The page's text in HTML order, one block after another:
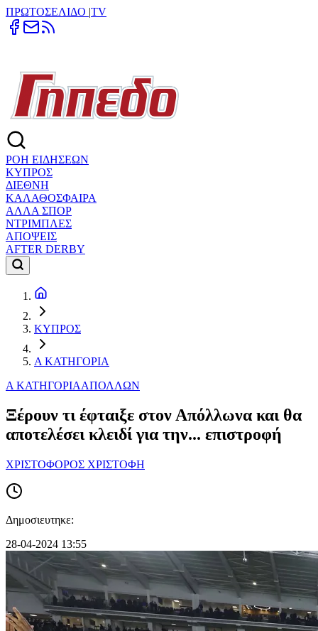
ΠΡΩΤΟΣΕΛΙΔΟ |TV
ΡΟΗ ΕΙΔΗΣΕΩΝ
ΚΥΠΡΟΣ
ΔΙΕΘΝΗ
ΚΑΛΑΘΟΣΦΑΙΡΑ
ΑΛΛΑ ΣΠΟΡ
ΝΤΡΙΜΠΛΕΣ
ΑΠΟΨΕΙΣ
AFTER DERBY
ΚΥΠΡΟΣ
Α ΚΑΤΗΓΟΡΙΑ
Α ΚΑΤΗΓΟΡΙΑΑΠΟΛΛΩΝ
Ξέρουν τι έφταιξε στον Απόλλωνα και θα
αποτελέσει κλειδί για την... επιστροφή
ΧΡΙΣΤΟΦΟΡΟΣ ΧΡΙΣΤΟΦΗ
Δημοσιευτηκε:
28-04-2024 13:55